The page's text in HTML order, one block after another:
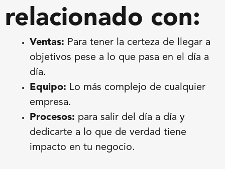
relacionado con:
Ventas: Para tener la certeza de llegar a
objetivos pese a lo que pasa en el día a
día.
Equipo: Lo más complejo de cualquier
empresa.
Procesos: para salir del día a día y
dedicarte a lo que de verdad tiene
impacto en tu negocio.